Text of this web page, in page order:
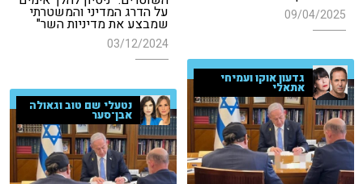
09/04/2025 על הדרג המדיני והמשטרתי
שמבצע את מדיניות השר"
03/12/2024
גדעון אוקו ועמיחי
אתאלי
נטעלי שם טוב וגאולה
אבן־סער